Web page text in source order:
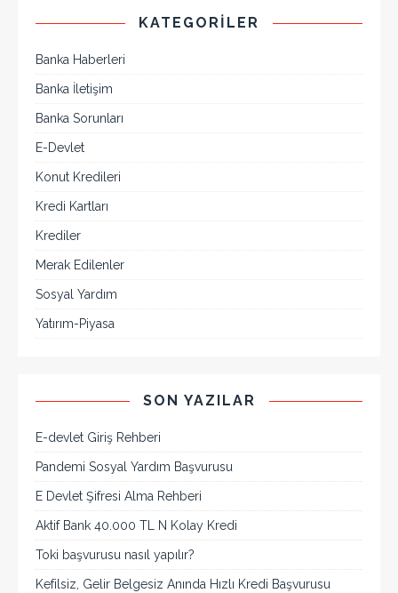
KATEGORILER
Banka Haberleri
Banka İletişim
Banka Sorunları
E-Devlet
Konut Kredileri
Kredi Kartları
Krediler
Merak Edilenler
Sosyal Yardım
Yatırım-Piyasa
SON YAZILAR
E-devlet Giriş Rehberi
Pandemi Sosyal Yardım Başvurusu
E Devlet Şifresi Alma Rehberi
Aktif Bank 40.000 TL N Kolay Kredi
Toki başvurusu nasıl yapılır?
Kefilsiz, Gelir Belgesiz Anında Hızlı Kredi Başvurusu